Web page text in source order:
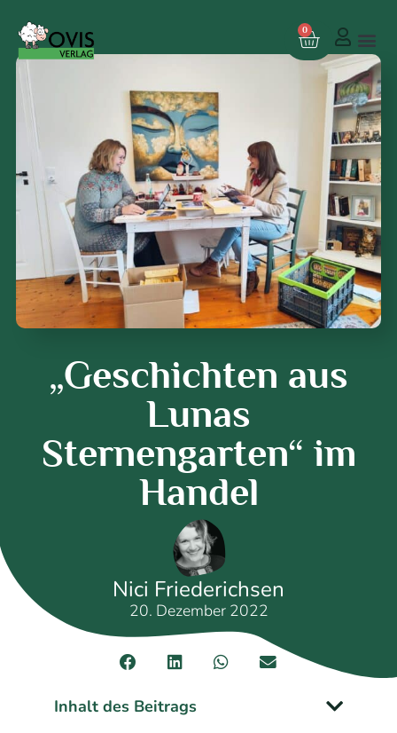
0
„Geschichten aus
Lunas
Sternengarten“ im
Handel
Nici Friederichsen
20. Dezember 2022
Inhalt des Beitrags